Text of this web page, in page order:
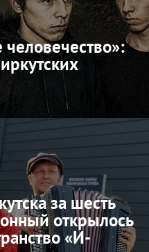
за шесть
открылось
«И-